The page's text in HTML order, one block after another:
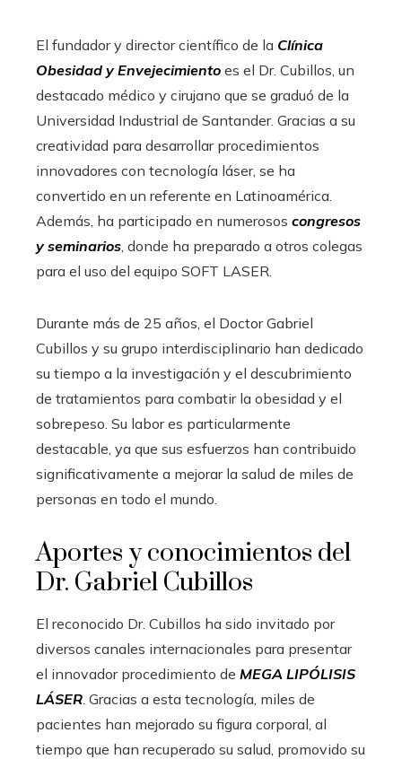
El fundador y director científico de la Clínica
Obesidad y Envejecimiento es el Dr. Cubillos, un
destacado médico y cirujano que se graduó de la
Universidad Industrial de Santander. Gracias a su
creatividad para desarrollar procedimientos
innovadores con tecnología láser, se ha
convertido en un referente en Latinoamérica.
Además, ha participado en numerosos congresos
y seminarios , donde ha preparado a otros colegas
para el uso del equipo SOFT LASER.
Durante más de 25 años, el Doctor Gabriel
Cubillos y su grupo interdisciplinario han dedicado
su tiempo a la investigación y el descubrimiento
de tratamientos para combatir la obesidad y el
sobrepeso. Su labor es particularmente
destacable, ya que sus esfuerzos han contribuido
significativamente a mejorar la salud de miles de
personas en todo el mundo.
Aportes y conocimientos del
Dr. Gabriel Cubillos
El reconocido Dr. Cubillos ha sido invitado por
diversos canales internacionales para presentar
el innovador procedimiento de MEGA LIPÓLISIS
LÁSER . Gracias a esta tecnología, miles de
pacientes han mejorado su figura corporal, al
tiempo que han recuperado su salud, promovido su